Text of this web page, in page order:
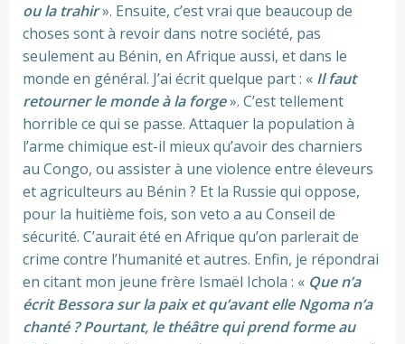
ou la trahir». Ensuite, c’est vrai que beaucoup de
choses sont à revoir dans notre société, pas
seulement au Bénin, en Afrique aussi, et dans le
monde en général. J’ai écrit quelque part : « Il faut
retourner le monde à la forge». C’est tellement
horrible ce qui se passe. Attaquer la population à
l’arme chimique est-il mieux qu’avoir des charniers
au Congo, ou assister à une violence entre éleveurs
et agriculteurs au Bénin ? Et la Russie qui oppose,
pour la huitième fois, son veto a au Conseil de
sécurité. C’aurait été en Afrique qu’on parlerait de
crime contre l’humanité et autres. Enfin, je répondrai
en citant mon jeune frère Ismaël Ichola : « Que n’a
écrit Bessora sur la paix et qu’avant elle Ngoma n’a
chanté ? Pourtant, le théâtre qui prend forme au